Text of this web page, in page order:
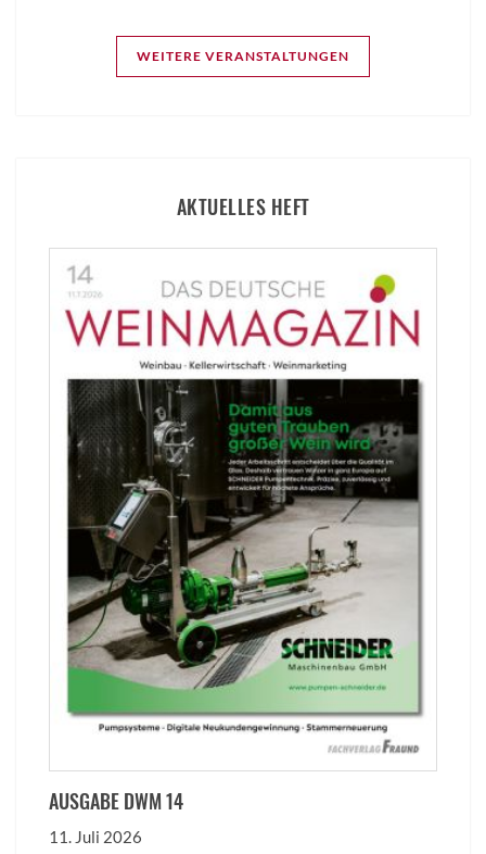
WEITERE VERANSTALTUNGEN
AKTUELLES HEFT
AUSGABE DWM 14
11. Juli 2026